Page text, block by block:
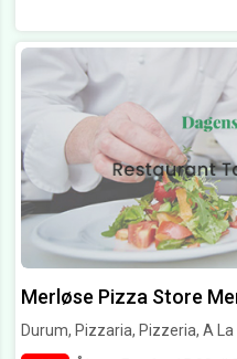
Merløse Pizza Store
Durum, Pizzaria, Pizzeria, A La